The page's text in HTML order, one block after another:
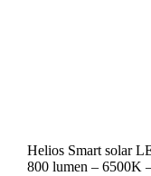
Helios Smart solar
800 lumen – 6500K